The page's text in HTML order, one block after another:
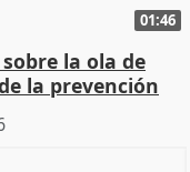
01:46
la ola de
la prevención